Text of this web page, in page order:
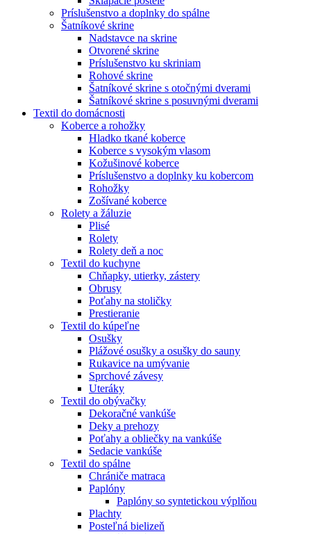
Príslušenstvo a doplnky do spálne
Šatníkové skrine
Nadstavce na skrine
Otvorené skrine
Príslušenstvo ku skriniam
Rohové skrine
Šatníkové skrine s otočnými dverami
Šatníkové skrine s posuvnými dverami
Textil do domácnosti
Koberce a rohožky
Hladko tkané koberce
Koberce s vysokým vlasom
Kožušinové koberce
Príslušenstvo a doplnky ku kobercom
Rohožky
Zošívané koberce
Rolety a žáluzie
Plisé
Rolety
Rolety deň a noc
Textil do kuchyne
Chňapky, utierky, zástery
Obrusy
Poťahy na stoličky
Prestieranie
Textil do kúpeľne
Osušky
Plážové osušky a osušky do sauny
Rukavice na umývanie
Sprchové závesy
Uteráky
Textil do obývačky
Dekoračné vankúše
Deky a prehozy
Poťahy a obliečky na vankúše
Sedacie vankúše
Textil do spálne
Chrániče matraca
Paplóny
Paplóny so syntetickou výplňou
Plachty
Posteľná bielizeň